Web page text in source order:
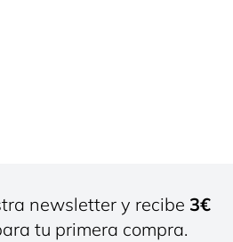
newsletter y recibe 3€
tu primera compra.